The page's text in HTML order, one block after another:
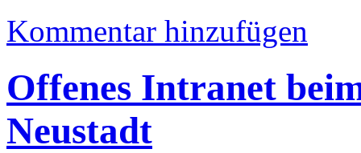
Kommentar hinzufügen
Offenes Intranet
Neustadt